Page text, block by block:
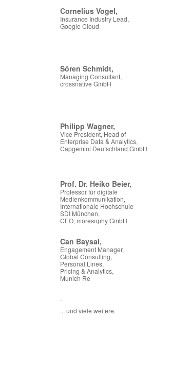
Cornelius Vogel,
Insurance Industry Lead,
Google Cloud
Sören Schmidt,
Managing Consultant,
crossnative GmbH
Philipp Wagner,
Vice President, Head of
Enterprise Data & Analytics,
Capgemini Deutschland GmbH
Prof. Dr. Heiko Beier,
Professor für digitale
Medienkommunikation,
Internationale Hochschule
SDI München,
CEO, moresophy GmbH
Can Baysal,
Engagement Manager,
Global Consulting,
Personal Lines,
Pricing & Analytics,
Munich Re
.
... und viele weitere.